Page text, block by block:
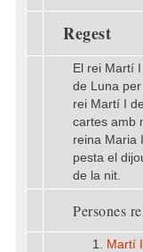
Regest
El rei Martí
de Luna
rei Martí I
cartes amb
reina Maria
pesta el
de la nit.
Persones
1. Martí